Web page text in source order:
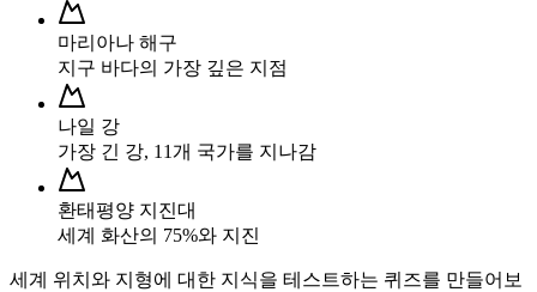
마리아나 해구
지구 바다의 가장 깊은 지점
나일 강
가장 긴 강, 11개 국가를 지나감
환태평양 지진대
세계 화산의 75%와 지진
세계 위치와 지형에 대한 지식을 테스트하는 퀴즈를 만들어보